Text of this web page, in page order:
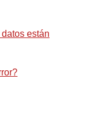
están